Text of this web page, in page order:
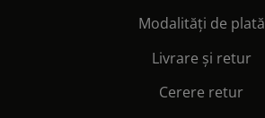
Modalități de plată
Livrare și retur
Cerere retur